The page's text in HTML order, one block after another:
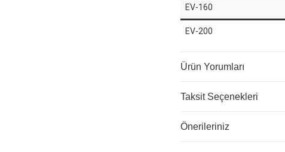
EV-160
EV-200
Ürün Yorumları
Taksit Seçenekleri
Önerileriniz